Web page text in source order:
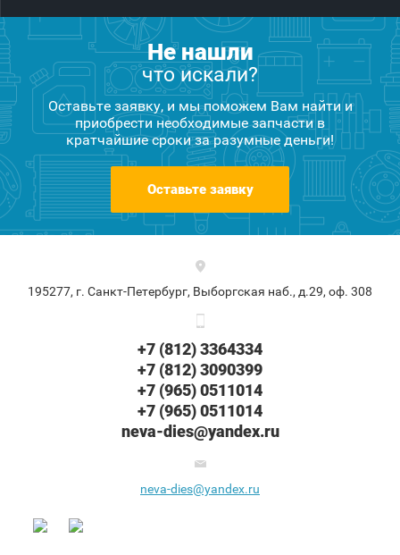
Не нашли
что искали?
Оставьте заявку, и мы поможем Вам найти и
приобрести необходимые запчасти в
кратчайшие сроки за разумные деньги!
Оставьте заявку
195277, г. Санкт-Петербург, Выборгская наб., д.29, оф. 308
+7 (812) 3364334
+7 (812) 3090399
+7 (965) 0511014
+7 (965) 0511014
neva-dies@yandex.ru
neva-dies@yandex.ru